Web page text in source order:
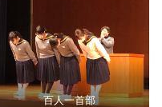
百人一首部